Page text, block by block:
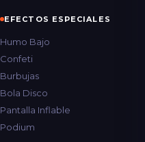
EFECTOS ESPECIALES
Humo Bajo
Confeti
Burbujas
Bola Disco
Pantalla Inflable
Podium